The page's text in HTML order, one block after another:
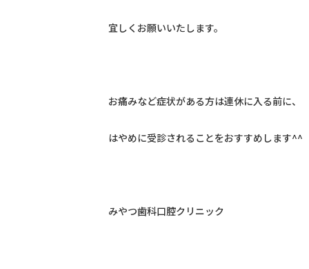
宜しくお願いいたします。
お痛みなど症状がある方は連休に入る前に、
はやめに受診されることをおすすめします^^
みやつ歯科口腔クリニック